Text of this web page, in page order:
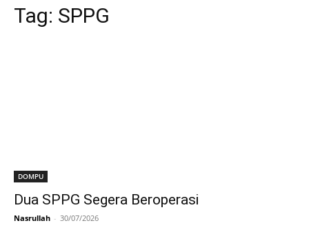
Tag: SPPG
DOMPU
Dua SPPG Segera Beroperasi
Nasrullah - 30/07/2026